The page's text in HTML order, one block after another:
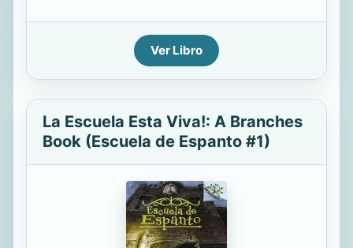
Ver Libro
La Escuela Esta Viva!: A Branches
Book (Escuela de Espanto #1)